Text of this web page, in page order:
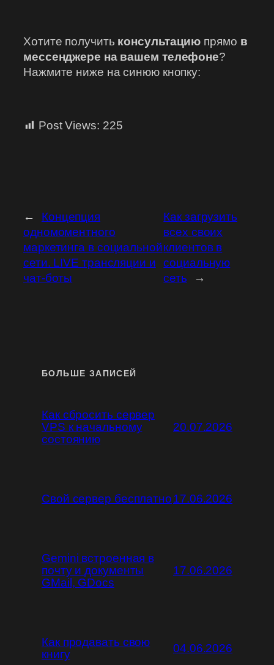
Хотите получить консультацию прямо в
мессенджере на вашем телефоне?
Нажмите ниже на синюю кнопку:
Post Views: 225
←
Концепция
одномоментного
маркетинга в социальной
сети. LIVE трансляции и
чат-боты
Как загрузить
всех своих
клиентов в
социальную
сеть
→
БОЛЬШЕ ЗАПИСЕЙ
Как сбросить сервер
VPS к начальному
состоянию
20.07.2026
Свой сервер бесплатно17.06.2026
Gemini встроенная в
почту и документы
GMail, GDocs
17.06.2026
Как продавать свою
книгу
04.06.2026